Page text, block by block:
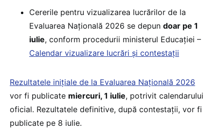
Cererile pentru vizualizarea lucrărilor de la
Evaluarea Națională 2026 se depun doar pe 1
iulie, conform procedurii ministerul Educației –
Calendar vizualizare lucrări și contestații
Rezultatele inițiale de la Evaluarea Națională 2026
vor fi publicate miercuri, 1 iulie, potrivit calendarului
oficial. Rezultatele definitive, după contestații, vor fi
publicate pe 8 iulie.